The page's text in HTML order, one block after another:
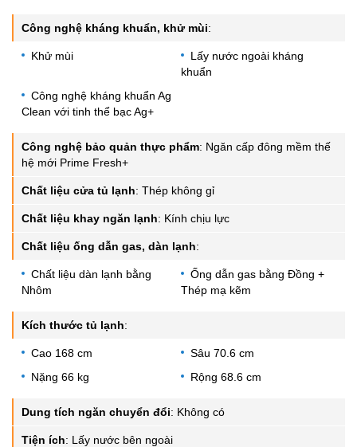
Công nghệ kháng khuẩn, khử mùi:
Khử mùi
Lấy nước ngoài kháng
khuẩn
Công nghệ kháng khuẩn Ag
Clean với tinh thể bạc Ag+
Công nghệ bảo quản thực phẩm: Ngăn cấp đông mềm thế
hệ mới Prime Fresh+
Chất liệu cửa tủ lạnh: Thép không gỉ
Chất liệu khay ngăn lạnh: Kính chịu lực
Chất liệu ống dẫn gas, dàn lạnh:
Chất liệu dàn lạnh bằng
Nhôm
Ống dẫn gas bằng Đồng +
Thép mạ kẽm
Kích thước tủ lạnh:
Cao 168 cm
Sâu 70.6 cm
Nặng 66 kg
Rộng 68.6 cm
Dung tích ngăn chuyển đổi: Không có
Tiện ích: Lấy nước bên ngoài